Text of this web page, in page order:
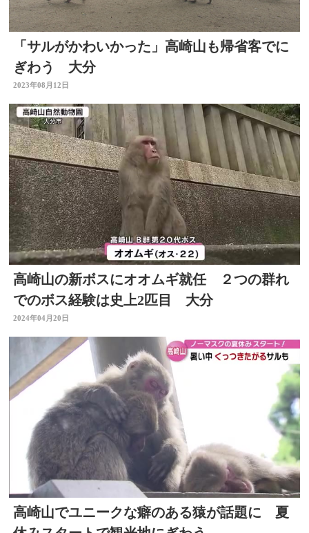
「サルがかわいかった」高崎山も帰省客でに
ぎわう 大分
2023年08月12日
高崎山の新ボスにオオムギ就任 ２つの群れ
でのボス経験は史上2匹目 大分
2024年04月20日
高崎山でユニークな癖のある猿が話題に 夏